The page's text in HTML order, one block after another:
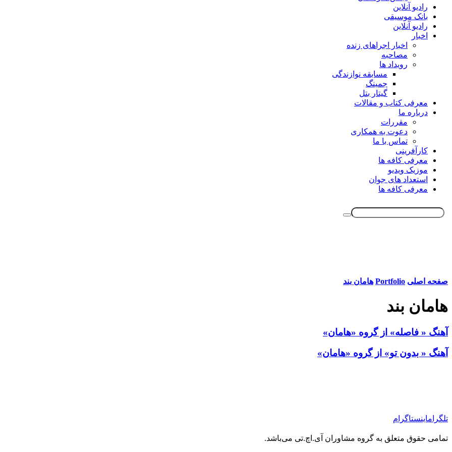
رادیو آنلاین
بانک موسیقی
رادیو آنلاین
اخبار
اخبار اجراهای زنده
مصاحبه
رویداد ها
مسابقه نوازندگی
جمینگ
گیتار بتل
معرفی کتاب و مقالات
درباره ما
مقررات
دعوت به همکاری
تماس با ما
کارآفرینی
معرفی کافه ها
موزیک ویدیو
استعداد های جوان
معرفی کافه ها
صفحه اصلی Portfolio هامان بند
هامان بند
آهنگ « فاصله» از گروه «هامان»
آهنگ « بدون تو» از گروه «هامان»
تلگراماینستاگرام
تمامی حقوق متعلق به گروه مشاوران آی.اچ.تی می‌باشد.